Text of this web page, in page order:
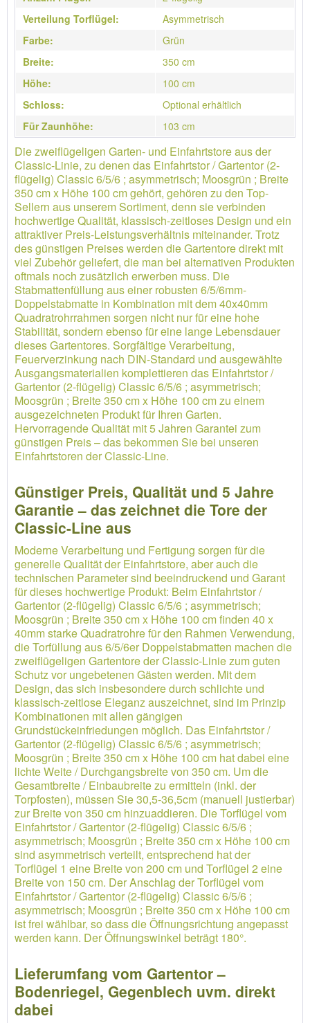
Verteilung Torflügel:
Asymmetrisch
Farbe:
Grün
Breite:
350 cm
Höhe:
100 cm
Schloss:
Optional erhältlich
Für Zaunhöhe:
103 cm
Die zweiflügeligen Garten- und Einfahrtstore aus der
Classic-Linie, zu denen das Einfahrtstor / Gartentor (2-
flügelig) Classic 6/5/6 ; asymmetrisch; Moosgrün ; Breite
350 cm x Höhe 100 cm gehört, gehören zu den Top-
Sellern aus unserem Sortiment, denn sie verbinden
hochwertige Qualität, klassisch-zeitloses Design und ein
attraktiver Preis-Leistungsverhältnis miteinander. Trotz
des günstigen Preises werden die Gartentore direkt mit
viel Zubehör geliefert, die man bei alternativen Produkten
oftmals noch zusätzlich erwerben muss. Die
Stabmattenfüllung aus einer robusten 6/5/6mm-
Doppelstabmatte in Kombination mit dem 40x40mm
Quadratrohrrahmen sorgen nicht nur für eine hohe
Stabilität, sondern ebenso für eine lange Lebensdauer
dieses Gartentores. Sorgfältige Verarbeitung,
Feuerverzinkung nach DIN-Standard und ausgewählte
Ausgangsmaterialien komplettieren das Einfahrtstor /
Gartentor (2-flügelig) Classic 6/5/6 ; asymmetrisch;
Moosgrün ; Breite 350 cm x Höhe 100 cm zu einem
ausgezeichneten Produkt für Ihren Garten.
Hervorragende Qualität mit 5 Jahren Garantei zum
günstigen Preis – das bekommen Sie bei unseren
Einfahrtstoren der Classic-Line.
Günstiger Preis, Qualität und 5 Jahre
Garantie – das zeichnet die Tore der
Classic-Line aus
Moderne Verarbeitung und Fertigung sorgen für die
generelle Qualität der Einfahrtstore, aber auch die
technischen Parameter sind beeindruckend und Garant
für dieses hochwertige Produkt: Beim Einfahrtstor /
Gartentor (2-flügelig) Classic 6/5/6 ; asymmetrisch;
Moosgrün ; Breite 350 cm x Höhe 100 cm finden 40 x
40mm starke Quadratrohre für den Rahmen Verwendung,
die Torfüllung aus 6/5/6er Doppelstabmatten machen die
zweiflügeligen Gartentore der Classic-Linie zum guten
Schutz vor ungebetenen Gästen werden. Mit dem
Design, das sich insbesondere durch schlichte und
klassisch-zeitlose Eleganz auszeichnet, sind im Prinzip
Kombinationen mit allen gängigen
Grundstückeinfriedungen möglich. Das Einfahrtstor /
Gartentor (2-flügelig) Classic 6/5/6 ; asymmetrisch;
Moosgrün ; Breite 350 cm x Höhe 100 cm hat dabei eine
lichte Weite / Durchgangsbreite von 350 cm. Um die
Gesamtbreite / Einbaubreite zu ermitteln (inkl. der
Torpfosten), müssen Sie 30,5-36,5cm (manuell justierbar)
zur Breite von 350 cm hinzuaddieren. Die Torflügel vom
Einfahrtstor / Gartentor (2-flügelig) Classic 6/5/6 ;
asymmetrisch; Moosgrün ; Breite 350 cm x Höhe 100 cm
sind asymmetrisch verteilt, entsprechend hat der
Torflügel 1 eine Breite von 200 cm und Torflügel 2 eine
Breite von 150 cm. Der Anschlag der Torflügel vom
Einfahrtstor / Gartentor (2-flügelig) Classic 6/5/6 ;
asymmetrisch; Moosgrün ; Breite 350 cm x Höhe 100 cm
ist frei wählbar, so dass die Öffnungsrichtung angepasst
werden kann. Der Öffnungswinkel beträgt 180°.
Lieferumfang vom Gartentor –
Bodenriegel, Gegenblech uvm. direkt
dabei